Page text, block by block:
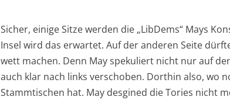
Sicher, einige Sitze werden die „LibDems“ Mays
Insel wird das erwartet. Auf der anderen Seite
wett machen. Denn May spekuliert nicht nur auf
auch klar nach links verschoben. Dorthin also, wo
Stammtischen hat. May desgined die Tories nicht